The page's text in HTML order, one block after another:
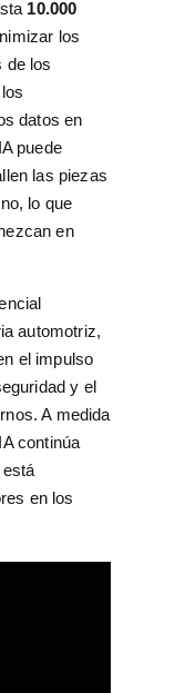
10.000
los
de los
datos en
puede
las piezas
lo que
en
automotriz,
el impulso
y el
A medida
continúa
en los